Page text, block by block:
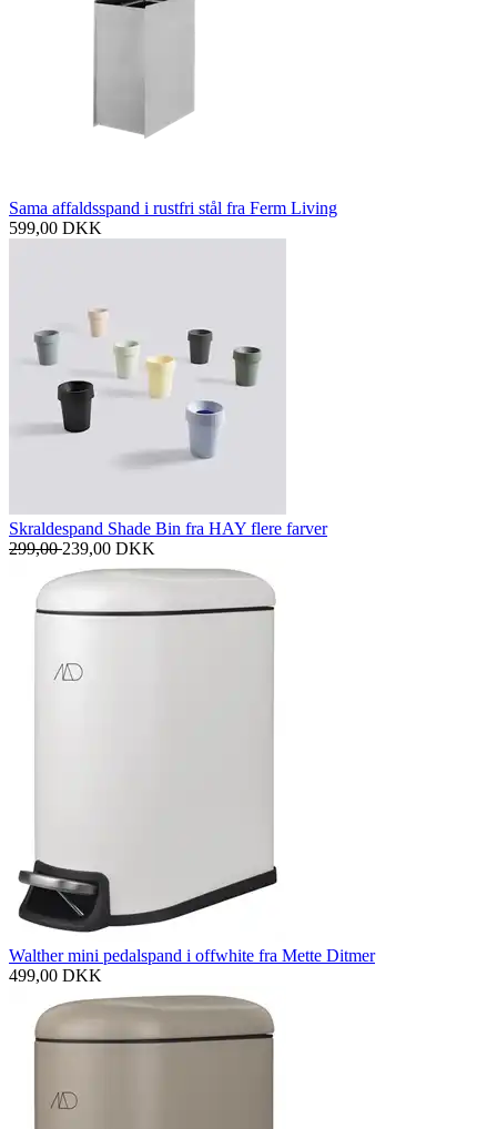
Sama affaldsspand i rustfri stål fra Ferm Living
599,00 DKK
Skraldespand Shade Bin fra HAY flere farver
299,00239,00 DKK
Walther mini pedalspand i offwhite fra Mette Ditmer
499,00 DKK